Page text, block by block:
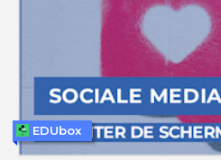
EDUbox